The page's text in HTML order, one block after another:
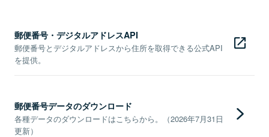
郵便番号・デジタルアドレスAPI
郵便番号とデジタルアドレスから住所を取得できる公式API
を提供。
郵便番号データのダウンロード
各種データのダウンロードはこちらから。（2026年7月31日
更新）